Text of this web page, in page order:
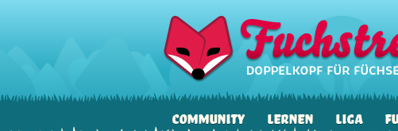
Community Lernen Liga